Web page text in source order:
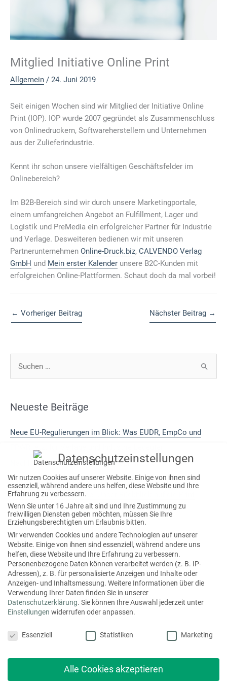
Mitglied Initiative Online Print
Allgemein / 24. Juni 2019
Seit einigen Wochen sind wir Mitglied der Initiative Online
Print (IOP). IOP wurde 2007 gegründet als Zusammenschluss
von Onlinedruckern, Softwareherstellern und Unternehmen
aus der Zulieferindustrie.
Kennt ihr schon unsere vielfältigen Geschäftsfelder im
Onlinebereich?
Im B2B-Bereich sind wir durch unsere Marketingportale,
einem umfangreichen Angebot an Fulfillment, Lager und
Logistik und PreMedia ein erfolgreicher Partner für Industrie
und Verlage. Desweiteren bedienen wir mit unseren
Partnerunternehmen Online-Druck.biz, CALVENDO Verlag
GmbH und Mein erster Kalender unsere B2C-Kunden mit
erfolgreichen Online-Plattformen. Schaut doch da mal vorbei!
← Vorheriger Beitrag Nächster Beitrag →
h
n
c
h
:
Neueste Beiträge
Neue EU-Regulierungen im Blick: Was EUDR, EmpCo und
Nachhaltigkeit als Chance: mediaprint solutions beim
Deutschen Druck- und Medientag 2026
Bedarf schlägt Prognose: Unser Rückblick auf die Print
Digital Convention 2026
Folgen Sie uns auch hier
f
a
c
e
b
o
x
i
n
g
l
i
n
k
i
n
i
n
s
t
a
r
a
mediaprint solutions GmbH
Eggertstraße 28
Datenschutzeinstellungen
Wir nutzen Cookies auf unserer Website. Einige von ihnen sind
essenziell, während andere uns helfen, diese Website und Ihre
Erfahrung zu verbessern.
Wenn Sie unter 16 Jahre alt sind und Ihre Zustimmung zu
freiwilligen Diensten geben möchten, müssen Sie Ihre
Erziehungsberechtigten um Erlaubnis bitten.
Wir verwenden Cookies und andere Technologien auf unserer
Website. Einige von ihnen sind essenziell, während andere uns
helfen, diese Website und Ihre Erfahrung zu verbessern.
Personenbezogene Daten können verarbeitet werden (z. B. IP-
Adressen), z. B. für personalisierte Anzeigen und Inhalte oder
Anzeigen- und Inhaltsmessung. Weitere Informationen über die
Verwendung Ihrer Daten finden Sie in unserer
Datenschutzerklärung. Sie können Ihre Auswahl jederzeit unter
Einstellungen widerrufen oder anpassen.
Essenziell
Statistiken Marketing
Alle Cookies akzeptieren